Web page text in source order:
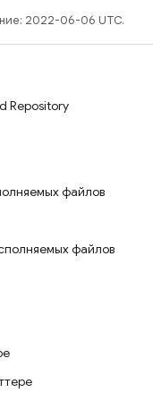
2022-06-06 UTC.
Repository
файлов
файлов